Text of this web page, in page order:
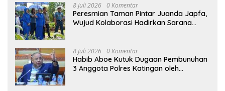
8 Juli 2026 0 Komentar
Peresmian Taman Pintar Juanda Japfa,
Wujud Kolaborasi Hadirkan Sarana
8 Juli 2026 0 Komentar
Habib Aboe Kutuk Dugaan Pembunuhan
3 Anggota Polres Katingan oleh